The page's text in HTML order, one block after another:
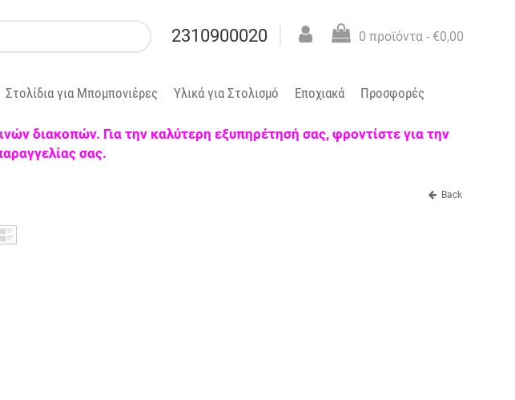
0 προϊόντα - €0,00
2310900020
Στολίδια για Μπομπονιέρες Υλικά για Στολισμό Εποχιακά Προσφορές
διακοπών. Για την καλύτερη εξυπηρέτησή σας, φροντίστε για την
σας.
Back